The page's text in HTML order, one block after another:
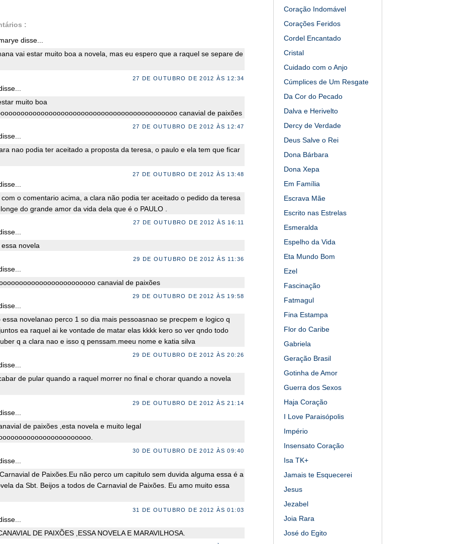
:
disse...
vai estar muito boa a novela, mas eu espero que a raquel se separe de
27 DE OUTUBRO DE 2012 ÀS 12:34
muito boa
canavial de paixões
27 DE OUTUBRO DE 2012 ÀS 12:47
nao podia ter aceitado a proposta da teresa, o paulo e ela tem que ficar
27 DE OUTUBRO DE 2012 ÀS 13:48
o comentario acima, a clara não podia ter aceitado o pedido da teresa
do grande amor da vida dela que é o PAULO .
27 DE OUTUBRO DE 2012 ÀS 16:11
novela
29 DE OUTUBRO DE 2012 ÀS 11:36
canavial de paixões
29 DE OUTUBRO DE 2012 ÀS 19:58
essa novelanao perco 1 so dia mais pessoasnao se precpem e logico q
ea raquel ai ke vontade de matar elas kkkk kero so ver qndo todo
q a clara nao e isso q penssam.meeu nome e katia silva
29 DE OUTUBRO DE 2012 ÀS 20:26
de pular quando a raquel morrer no final e chorar quando a novela
29 DE OUTUBRO DE 2012 ÀS 21:14
de paixões ,esta novela e muito legal
30 DE OUTUBRO DE 2012 ÀS 09:40
de Paixões.Eu não perco um capitulo sem duvida alguma essa é a
da Sbt. Beijos a todos de Carnavial de Paixões. Eu amo muito essa
31 DE OUTUBRO DE 2012 ÀS 01:03
DE PAIXÕES ,ESSA NOVELA E MARAVILHOSA.
Coração Indomável
Corações Feridos
Cordel Encantado
Cristal
Cuidado com o Anjo
Cúmplices de Um Resgate
Da Cor do Pecado
Dalva e Herivelto
Dercy de Verdade
Deus Salve o Rei
Dona Bárbara
Dona Xepa
Em Família
Escrava Mãe
Escrito nas Estrelas
Esmeralda
Espelho da Vida
Eta Mundo Bom
Ezel
Fascinação
Fatmagul
Fina Estampa
Flor do Caribe
Gabriela
Geração Brasil
Gotinha de Amor
Guerra dos Sexos
Haja Coração
I Love Paraisópolis
Império
Insensato Coração
Isa TK+
Jamais te Esquecerei
Jesus
Jezabel
Joia Rara
José do Egito